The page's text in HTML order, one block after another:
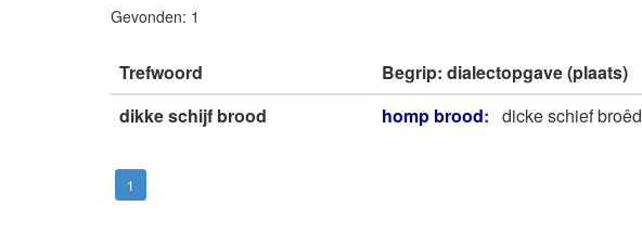
Gevonden: 1
Trefwoord Begrip: dialectopgave (plaats)
dikke schijf brood
homp brood: dicke schief broêd
1